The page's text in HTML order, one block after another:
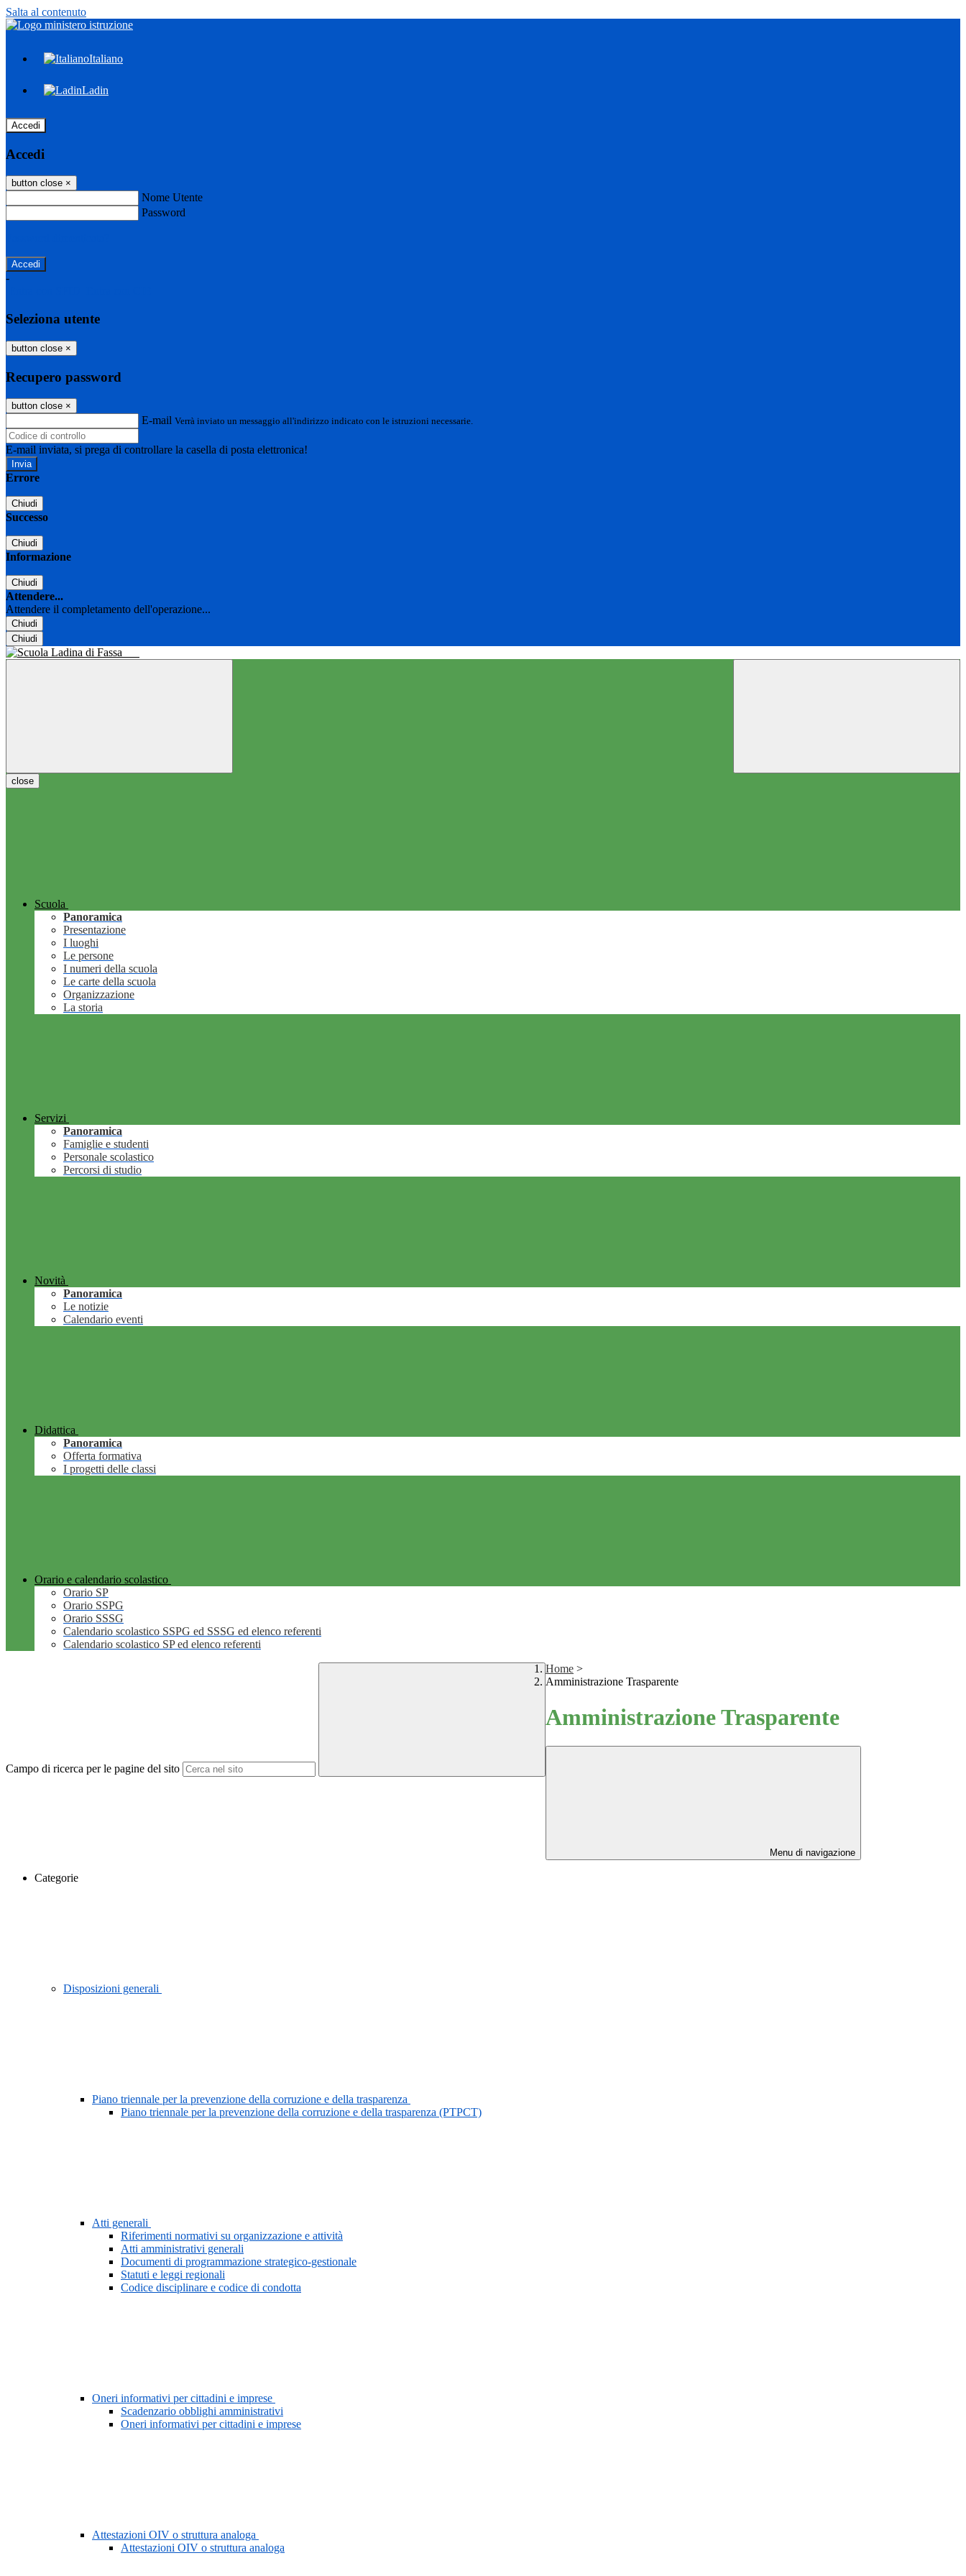
Salta al contenuto
Italiano
Ladin
Accedi
Accedi
button close ×
Nome Utente
Password
-
Seleziona utente
button close ×
Recupero password
button close ×
E-mail Verrà inviato un messaggio all'indirizzo indicato con le istruzioni necessarie.
E-mail inviata, si prega di controllare la casella di posta elettronica!
Errore
Chiudi
Successo
Chiudi
Informazione
Chiudi
Attendere...
Attendere il completamento dell'operazione...
Chiudi
Chiudi
close
Scuola
Panoramica
Presentazione
I luoghi
Le persone
I numeri della scuola
Le carte della scuola
Organizzazione
La storia
Servizi
Panoramica
Famiglie e studenti
Personale scolastico
Percorsi di studio
Novità
Panoramica
Le notizie
Calendario eventi
Didattica
Panoramica
Offerta formativa
I progetti delle classi
Orario e calendario scolastico
Orario SP
Orario SSPG
Orario SSSG
Calendario scolastico SSPG ed SSSG ed elenco referenti
Calendario scolastico SP ed elenco referenti
Campo di ricerca per le pagine del sito
Home >
Amministrazione Trasparente
Amministrazione Trasparente
Menu di navigazione
Categorie
Disposizioni generali
Piano triennale per la prevenzione della corruzione e della trasparenza
Piano triennale per la prevenzione della corruzione e della trasparenza (PTPCT)
Atti generali
Riferimenti normativi su organizzazione e attività
Atti amministrativi generali
Documenti di programmazione strategico-gestionale
Statuti e leggi regionali
Codice disciplinare e codice di condotta
Oneri informativi per cittadini e imprese
Scadenzario obblighi amministrativi
Oneri informativi per cittadini e imprese
Attestazioni OIV o struttura analoga
Attestazioni OIV o struttura analoga